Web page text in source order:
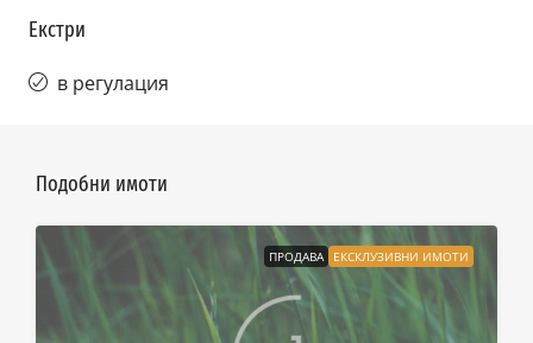
Екстри
в регулация
Подобни имоти
ПРОДАВА ЕКСКЛУЗИВНИ ИМОТИ